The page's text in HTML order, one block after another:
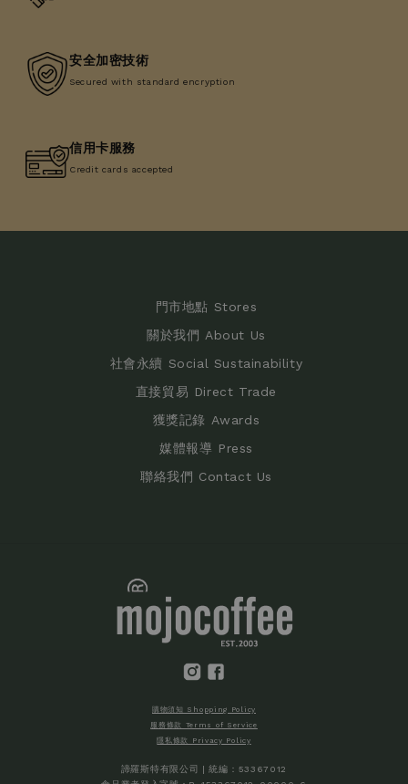
安全加密技術
Secured with standard encryption
信用卡服務
Credit cards accepted
門市地點 Stores
關於我們 About Us
社會永續 Social Sustainability
直接貿易 Direct Trade
獲獎記錄 Awards
媒體報導 Press
聯絡我們 Contact Us
購物須知 Shopping Policy
服務條款 Terms of Service
隱私條款 Privacy Policy
諦羅斯特有限公司 | 統編：53367012